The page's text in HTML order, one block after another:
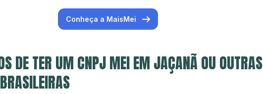
Conheça a MaisMei
DE TER UM CNPJ MEI EM JAÇANÃ OU OUTRAS